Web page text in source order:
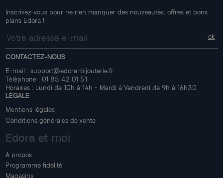
Inscrivez-vous pour ne rien manquer des nouveautés, offres et bons
plans Edora !
CONTACTEZ-NOUS
E-mail : support@edora-bijouterie.fr
Téléphone : 01 85 42 01 51
Horaires : Lundi de 10h à 14h - Mardi à Vendredi de 9h à 16h30
LÉGALE
Mentions légales
Conditions générales de vente
Edora et moi
A propos
Programme fidélité
Magasins